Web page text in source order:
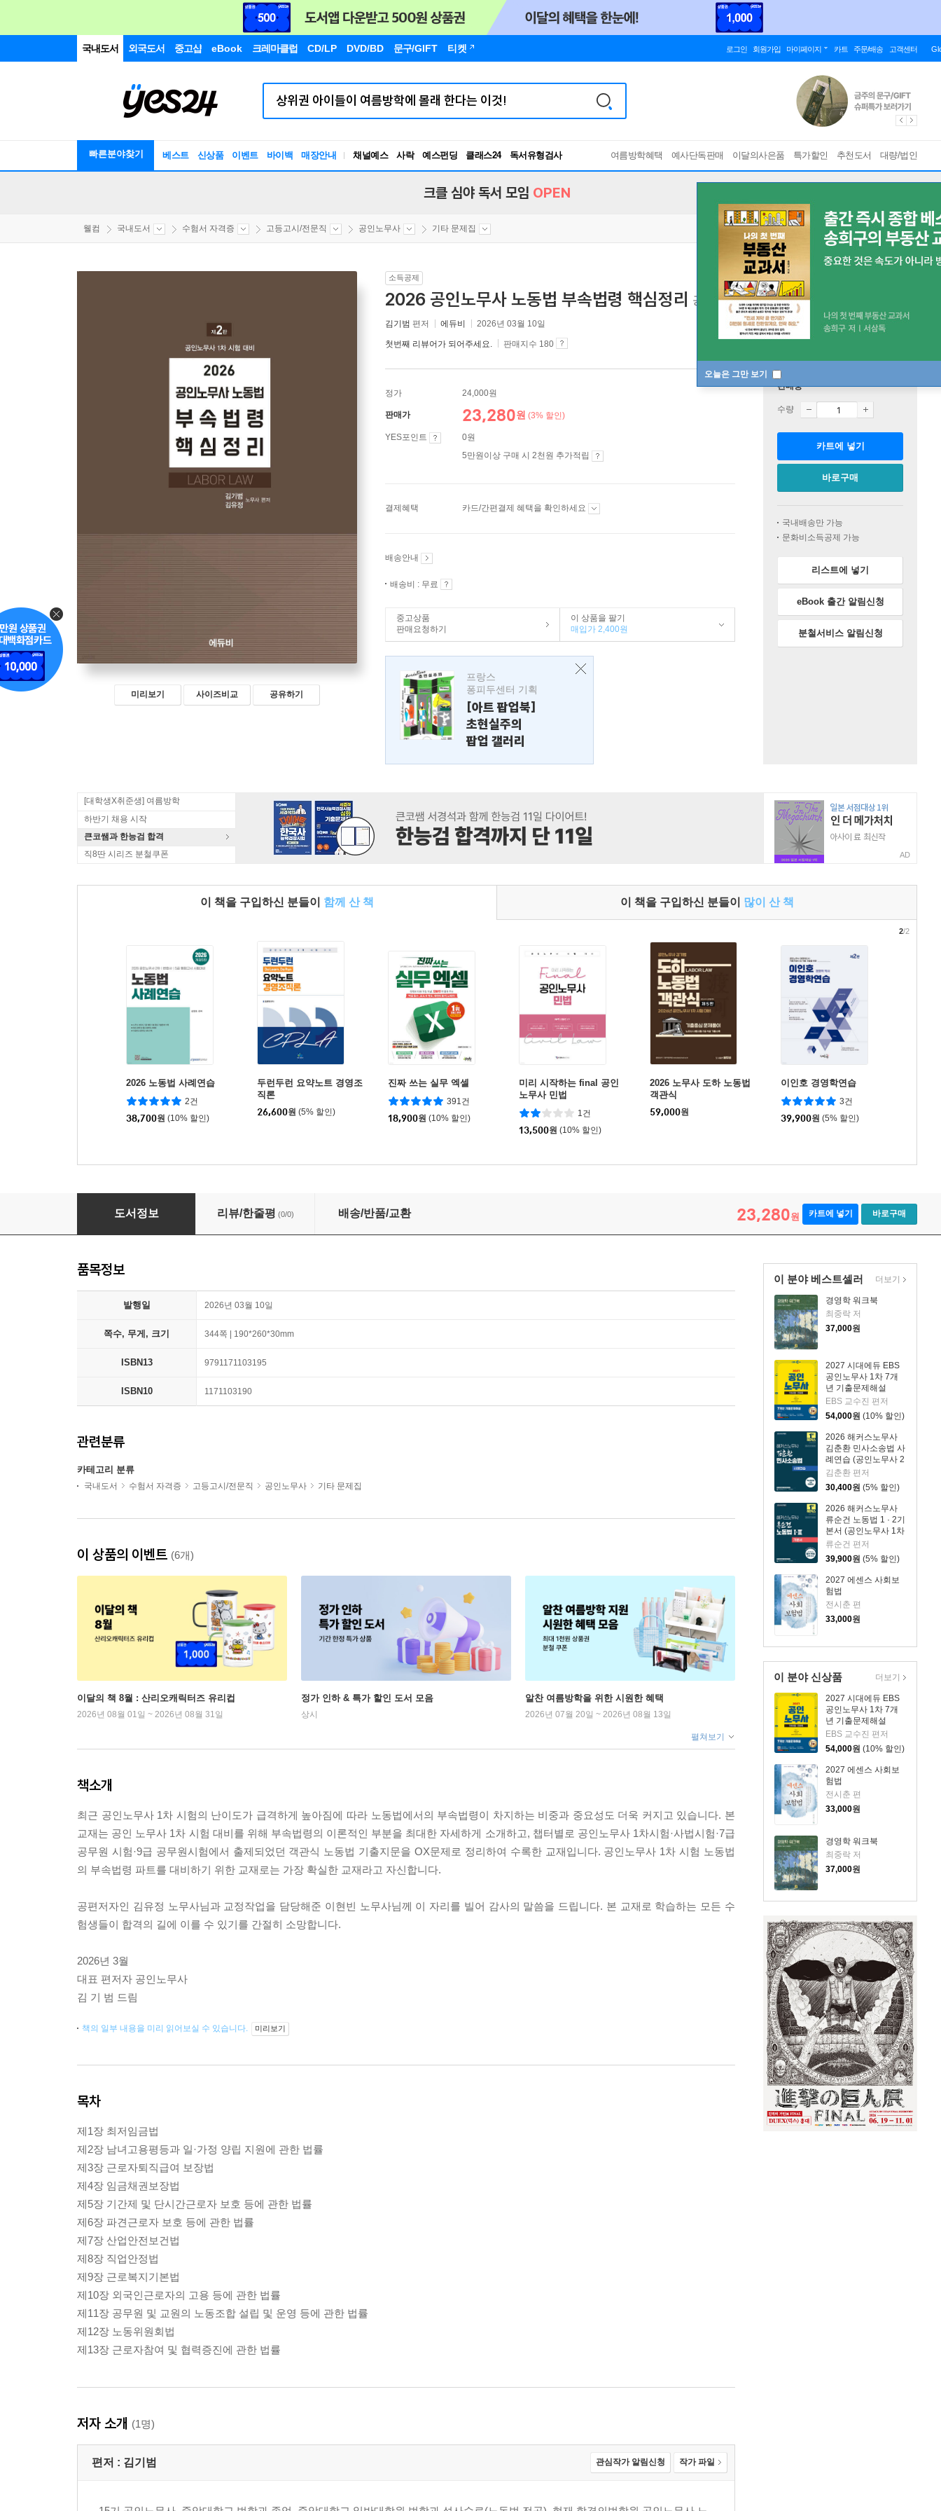
국내도서 외국도서 중고샵 eBook 크레마클럽 CD/LP DVD/BD 문구/GIFT 티켓 로그인 회원가입 마이페이지 카트 주문/배송 고객센터
빠른분야찾기 베스트 신상품 이벤트 바이백 매장안내 채널예스 사락 예스펀딩 클래스24
독서유형검사
RBTI Lab
여름방학혜택 예사단독판매 이달의사은품 특가할인 추천도서 대량/법인
오늘은 그만 보기
크클 심야 독서 모임 OPEN
웰컴 국내도서 수험서 자격증 고등고시/전문직 공인노무사 기타 문제집
미리보기 사이즈비교 공유하기
소득공제
2026 공인노무사 노동법 부속법령 핵심정리 공인노무사시험 대비[ 제2판 ]
김기범 편저 에듀비 2026년 03월 10일
첫번째 리뷰어가 되어주세요. 판매지수 180
정가 24,000원
판매가 23,280원 (3% 할인)
YES포인트
0원
5만원이상 구매 시 2천원 추가적립
결제혜택 카드/간편결제 혜택을 확인하세요
배송안내
배송비 : 무료
중고상품
판매요청하기
이 상품을 팔기
매입가 2,400원
프랑스
퐁피두센터 기획
[아트 팝업북]
초현실주의
팝업 갤러리
판매중
수량
카트에 넣기
바로구매
국내배송만 가능
문화비소득공제 가능
리스트에 넣기
eBook 출간 알림신청
분철서비스 알림신청
[대학생X취준생] 여름방학
하반기 채용 시작
큰코쌤과 한능검 합격
직8딴 시리즈 분철쿠폰
AD
이 책을 구입하신 분들이 함께 산 책 이 책을 구입하신 분들이 많이 산 책
2026 노동법 사례연습
2건
38,700원 (10% 할인)
두런두런 요약노트 경영조
직론
26,600원 (5% 할인)
진짜 쓰는 실무 엑셀
391건
18,900원 (10% 할인)
미리 시작하는 final 공인
노무사 민법
1건
13,500원 (10% 할인)
2026 노무사 도하 노동법
객관식
59,000원
이인호 경영학연습
3건
39,900원 (5% 할인)
2/2
2026 공인노무사 노동법 부속법령 핵심정리
도서정보 리뷰/한줄평 (0/0) 배송/반품/교환 23,280원 카트에 넣기 바로구매
이 분야 베스트셀러
경영학 워크북
최중락 저
37,000원
2027 시대에듀 EBS
공인노무사 1차 7개
년 기출문제해설
EBS 교수진 편저
54,000원 (10% 할인)
2026 해커스노무사
김춘환 민사소송법 사
례연습 (공인노무사 2
차 시험 대비)
김춘환 편저
30,400원 (5% 할인)
2026 해커스노무사
류순건 노동법 1 · 2기
본서 (공인노무사 1차
시험 대비)
류순건 편저
39,900원 (5% 할인)
2027 에센스 사회보
험법
전시춘 편
33,000원
더보기
이 분야 신상품
2027 시대에듀 EBS
공인노무사 1차 7개
년 기출문제해설
EBS 교수진 편저
54,000원 (10% 할인)
2027 에센스 사회보
험법
전시춘 편
33,000원
경영학 워크북
최중락 저
37,000원
더보기
품목정보
발행일 2026년 03월 10일
쪽수, 무게, 크기 344쪽 | 190*260*30mm
ISBN13 9791171103195
ISBN10 1171103190
관련분류
카테고리 분류
국내도서 수험서 자격증 고등고시/전문직 공인노무사 기타 문제집
이 상품의 이벤트 (6개)
이달의 책 8월 : 산리오캐릭터즈 유리컵
2026년 08월 01일 ~ 2026년 08월 31일
정가 인하 & 특가 할인 도서 모음
상시
알찬 여름방학을 위한 시원한 혜택
2026년 07월 20일 ~ 2026년 08월 13일
펼쳐보기
책소개
최근 공인노무사 1차 시험의 난이도가 급격하게 높아짐에 따라 노동법에서의 부속법령이 차지하는 비중과 중요성도 더욱 커지고 있습니다. 본
교재는 공인 노무사 1차 시험 대비를 위해 부속법령의 이론적인 부분을 최대한 자세하게 소개하고, 챕터별로 공인노무사 1차시험·사법시험·7급
공무원 시험·9급 공무원시험에서 출제되었던 객관식 노동법 기출지문을 OX문제로 정리하여 수록한 교재입니다. 공인노무사 1차 시험 노동법
의 부속법령 파트를 대비하기 위한 교재로는 가장 확실한 교재라고 자신합니다.
공편저자인 김유정 노무사님과 교정작업을 담당해준 이현빈 노무사님께 이 자리를 빌어 감사의 말씀을 드립니다. 본 교재로 학습하는 모든 수
험생들이 합격의 길에 이를 수 있기를 간절히 소망합니다.
2026년 3월
대표 편저자 공인노무사
김 기 범 드림
책의 일부 내용을 미리 읽어보실 수 있습니다. 미리보기
목차
제1장 최저임금법
제2장 남녀고용평등과 일·가정 양립 지원에 관한 법률
제3장 근로자퇴직급여 보장법
제4장 임금채권보장법
제5장 기간제 및 단시간근로자 보호 등에 관한 법률
제6장 파견근로자 보호 등에 관한 법률
제7장 산업안전보건법
제8장 직업안정법
제9장 근로복지기본법
제10장 외국인근로자의 고용 등에 관한 법률
제11장 공무원 및 교원의 노동조합 설립 및 운영 등에 관한 법률
제12장 노동위원회법
제13장 근로자참여 및 협력증진에 관한 법률
저자 소개 (1명)
편저 : 김기범 관심작가 알림신청 작가 파일